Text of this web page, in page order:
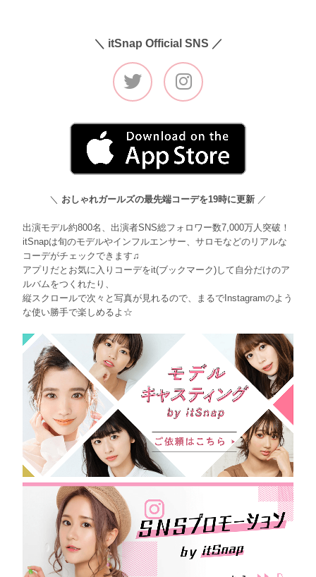
＼ itSnap Official SNS ／
＼ おしゃれガールズの最先端コーデを19時に更新 ／
出演モデル約800名、出演者SNS総フォロワー数7,000万人突破！
itSnapは旬のモデルやインフルエンサー、サロモなどのリアルな
コーデがチェックできます♫
アプリだとお気に入りコーデをit(ブックマーク)して自分だけのア
ルバムをつくれたり、
縦スクロールで次々と写真が見れるので、まるでInstagramのよう
な使い勝手で楽しめるよ☆